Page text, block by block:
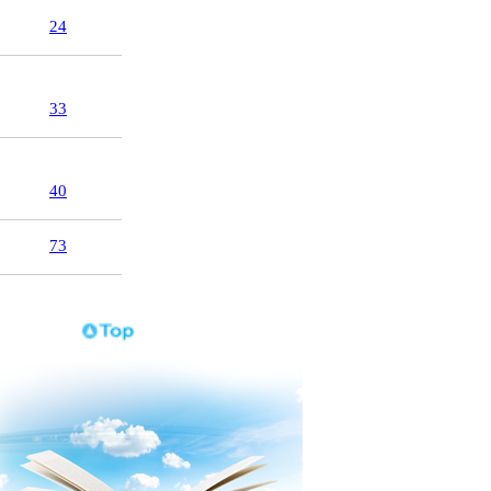
24
33
40
73